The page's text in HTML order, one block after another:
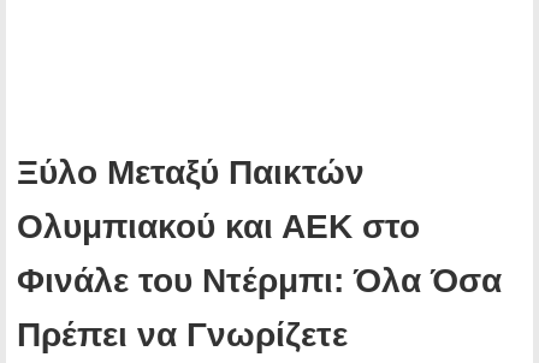
Ξύλο Μεταξύ Παικτών
Ολυμπιακού και ΑΕΚ στο
Φινάλε του Ντέρμπι: Όλα Όσα
Πρέπει να Γνωρίζετε